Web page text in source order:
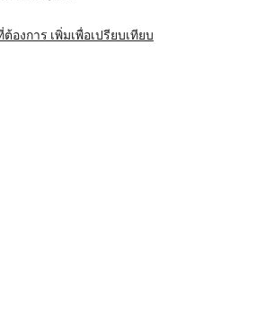
ต้องการ เพิ่มเพื่อเปรียบเทียบ